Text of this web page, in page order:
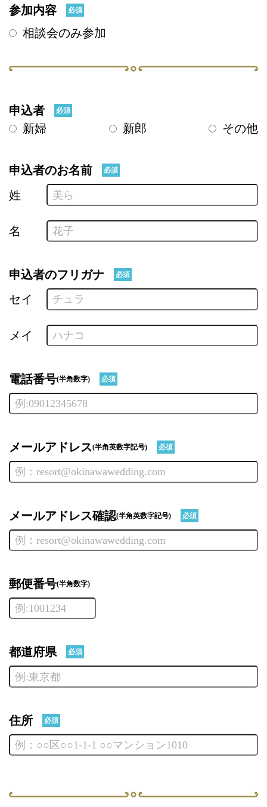
参加内容 必須
相談会のみ参加
申込者 必須
新婦 新郎 その他
申込者のお名前 必須
姓
名
申込者のフリガナ 必須
セイ
メイ
電話番号(半角数字) 必須
メールアドレス(半角英数字記号) 必須
メールアドレス確認(半角英数字記号) 必須
郵便番号(半角数字)
都道府県 必須
住所 必須